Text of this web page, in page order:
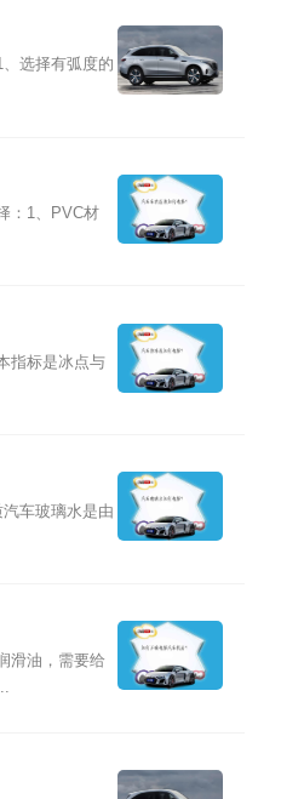
选择有弧度的
：1、PVC材
指标是冰点与
车玻璃水是由
滑油，需要给